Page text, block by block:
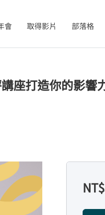
會 取得影片 部落格
座打造你的影響
NT$